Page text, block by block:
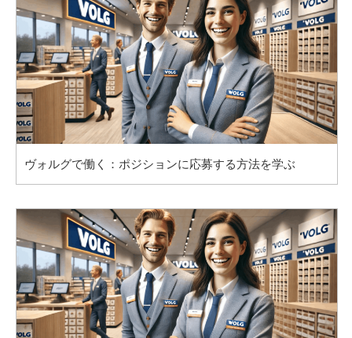
ヴォルグで働く：ポジションに応募する方法を学ぶ